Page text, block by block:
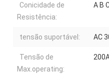
Conicidade de
Resistência:
A B
tensão suportável: AC
Tensão de
Max.operating: